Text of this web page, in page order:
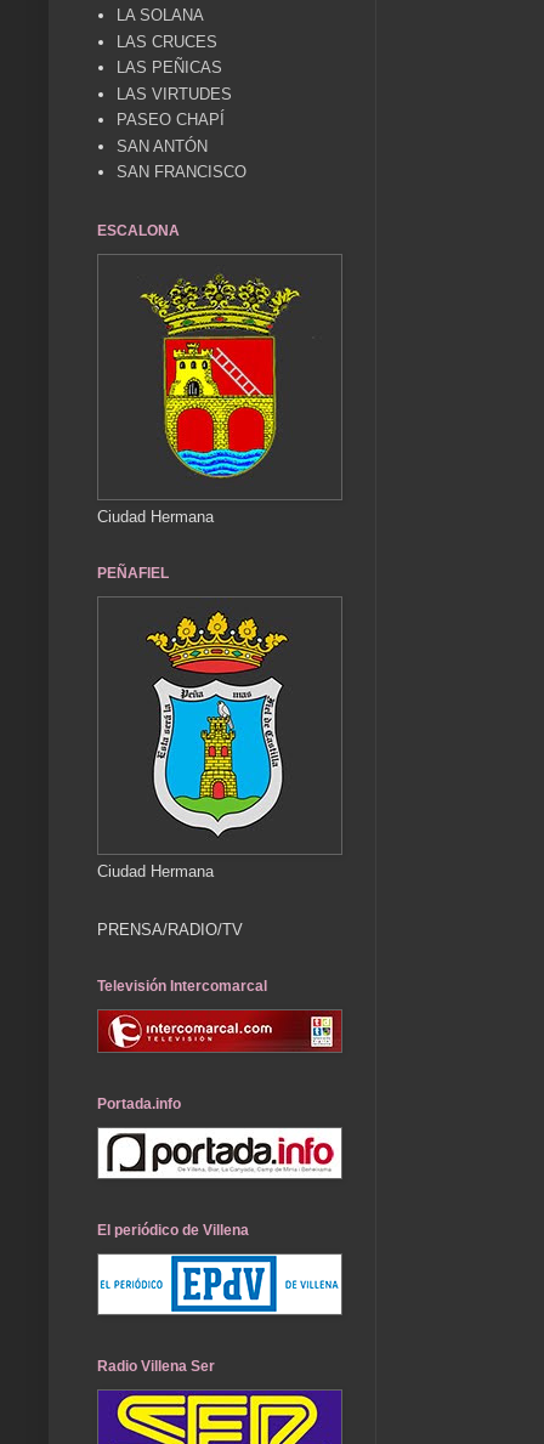
LA SOLANA
LAS CRUCES
LAS PEÑICAS
LAS VIRTUDES
PASEO CHAPÍ
SAN ANTÓN
SAN FRANCISCO
ESCALONA
Ciudad Hermana
PEÑAFIEL
Ciudad Hermana
PRENSA/RADIO/TV
Televisión Intercomarcal
Portada.info
El periódico de Villena
Radio Villena Ser